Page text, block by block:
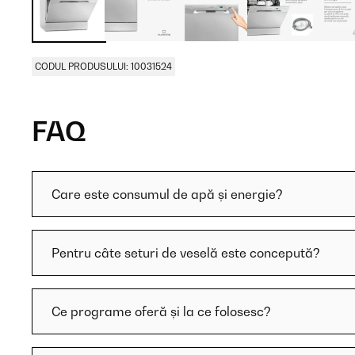
CODUL PRODUSULUI: 10031524
FAQ
Care este consumul de apă și energie?
Pentru câte seturi de veselă este concepută?
Ce programe oferă și la ce folosesc?